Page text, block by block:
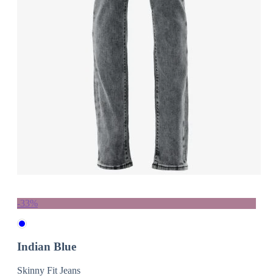
-33%
Indian Blue
Skinny Fit Jeans